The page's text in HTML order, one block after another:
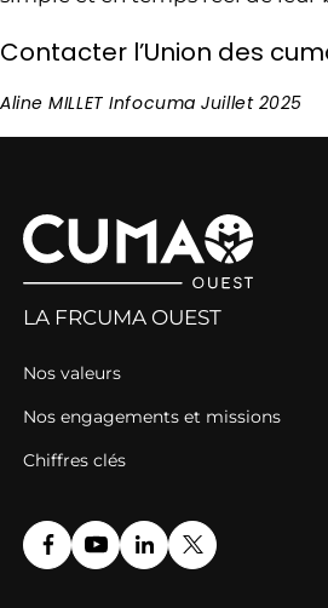
Contacter l’Union des
Aline MILLET Infocuma Juillet 2025
LA FRCUMA OUEST
Nos valeurs
Nos engagements et missions
Chiffres clés